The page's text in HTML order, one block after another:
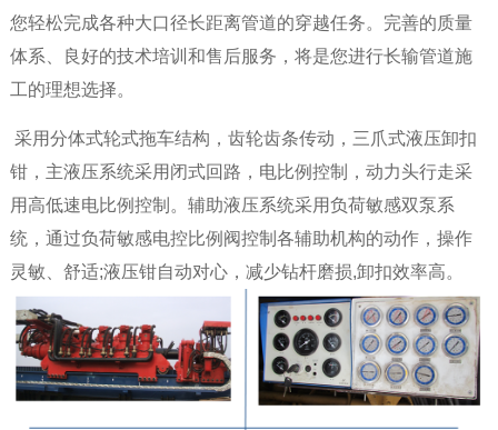
您轻松完成各种大口径长距离管道的穿越任务。完善的质量
体系、良好的技术培训和售后服务，将是您进行长输管道施
工的理想选择。
采用分体式轮式拖车结构，齿轮齿条传动，三爪式液压卸扣
钳，主液压系统采用闭式回路，电比例控制，动力头行走采
用高低速电比例控制。辅助液压系统采用负荷敏感双泵系
统，通过负荷敏感电控比例阀控制各辅助机构的动作，操作
灵敏、舒适;液压钳自动对心，减少钻杆磨损,卸扣效率高。